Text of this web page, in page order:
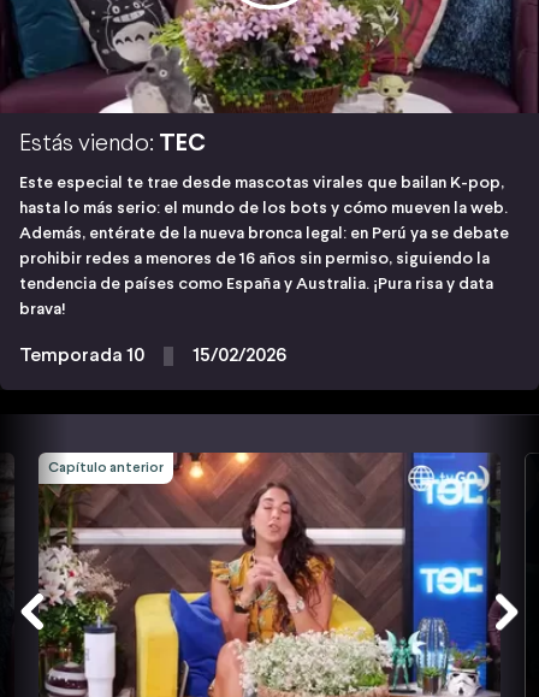
Estás viendo: TEC
Este especial te trae desde mascotas virales que bailan K-pop,
hasta lo más serio: el mundo de los bots y cómo mueven la web.
Además, entérate de la nueva bronca legal: en Perú ya se debate
prohibir redes a menores de 16 años sin permiso, siguiendo la
tendencia de países como España y Australia. ¡Pura risa y data
brava!
Temporada 10 15/02/2026
Capítulo anterior